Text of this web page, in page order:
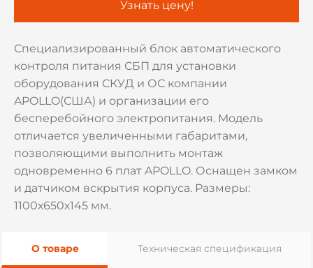
Специализированный блок автоматического
контроля питания СБП для установки
оборудования СКУД и ОС компании
APOLLO(США) и организации его
бесперебойного электропитания. Модель
отличается увеличенными габаритами,
позволяющими выполнить монтаж
одновременно 6 плат APOLLO. Оснащен замком
и датчиком вскрытия корпуса. Размеры:
1100х650х145 мм.
Узнать цену!
О товаре Техническая спецификация